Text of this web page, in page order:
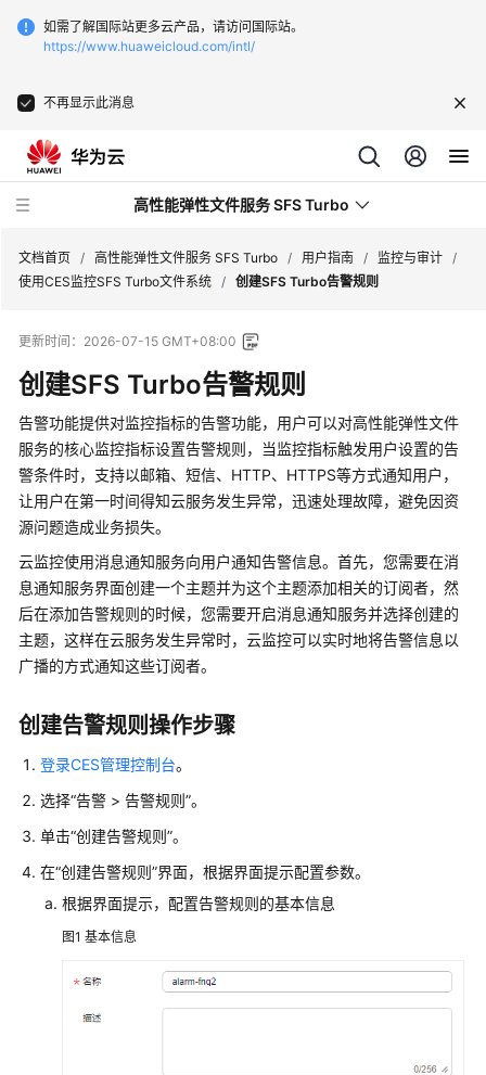
如需了解国际站更多云产品，请访问国际站。
https://www.huaweicloud.com/intl/
不再显示此消息
高性能弹性文件服务 SFS Turbo
新
动
态
服
务
公
告
产
品
介
绍
费
说
明
快
速
门
文档首页 / 高性能弹性文件服务 SFS Turbo / 用户指南 / 监控与审计 /
使用CES监控SFS Turbo文件系统 / 创建SFS Turbo告警规则
更新时间： 2026-07-15 GMT+08:00
创建SFS Turbo告警规则
告警功能提供对监控指标的告警功能，用户可以对高性能弹性文件
服务的核心监控指标设置告警规则，当监控指标触发用户设置的告
警条件时，支持以邮箱、短信、HTTP、HTTPS等方式通知用户，
让用户在第一时间得知云服务发生异常，迅速处理故障，避免因资
源问题造成业务损失。
云监控使用消息通知服务向用户通知告警信息。首先，您需要在消
息通知服务界面创建一个主题并为这个主题添加相关的订阅者，然
后在添加告警规则的时候，您需要开启消息通知服务并选择创建的
主题，这样在云服务发生异常时，云监控可以实时地将告警信息以
广播的方式通知这些订阅者。
创建告警规则操作步骤
登录CES管理控制台。
选择“告警 > 告警规则”。
单击“创建告警规则”。
在“创建告警规则”界面，根据界面提示配置参数。
根据界面提示，配置告警规则的基本信息
图1 基本信息